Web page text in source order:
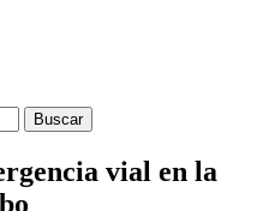
vial en la